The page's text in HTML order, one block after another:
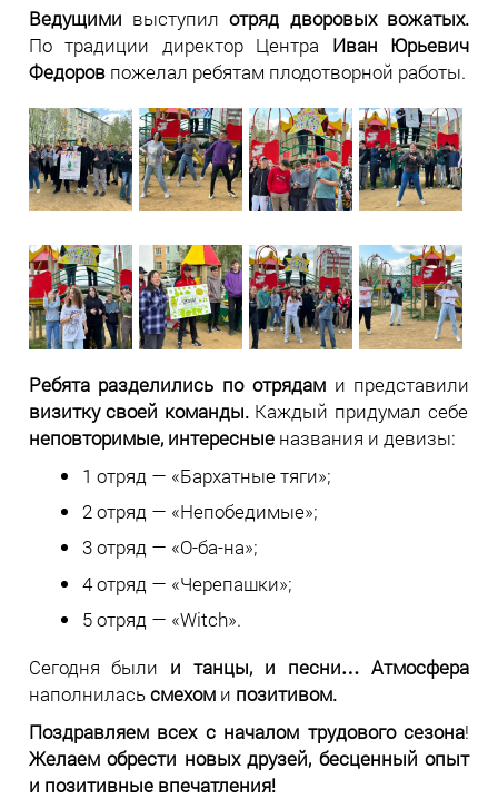
Ведущими выступилотряд дворовых вожатых.
По традиции директор Центра Иван Юрьевич
Федоровпожелал ребятам плодотворной работы.
Ребята разделились по отрядами представили
визитку своей команды.Каждый придумал себе
неповторимые, интересные названия и девизы:
1 отряд — «Бархатные тяги»;
2 отряд — «Непобедимые»;
3 отряд — «О-ба-на»;
4 отряд — «Черепашки»;
5 отряд — «Witch».
Сегодня были и танцы, и песни… Атмосфера
наполниласьсмехоми позитивом.
Поздравляем всех с началом трудового сезона!
Желаем обрести новых друзей, бесценный опыт
и позитивные впечатления!